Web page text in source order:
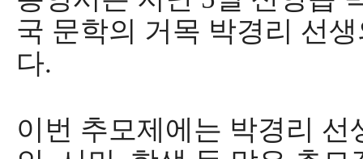
국 문학의 거목 박경리 선
다.
이번 추모제에는 박경리